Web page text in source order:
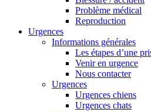
Problème médical
Reproduction
Urgences
Informations générales
Les étapes d’une
Venir en urgence
Nous contacter
Urgences
Urgences chiens
Urgences chats